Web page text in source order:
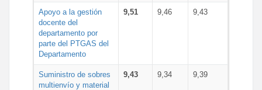
Apoyo a la gestión
docente del
departamento por
parte del PTGAS del
Departamento
9,51 9,46 9,43
Suministro de sobres
multienvío y material
9,43 9,34 9,39